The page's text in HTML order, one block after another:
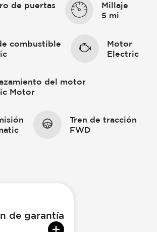
de puertas
Millaje
5 mi
combustible
Motor
Electric
del motor
Motor
Tren de tracción
FWD
de garantía